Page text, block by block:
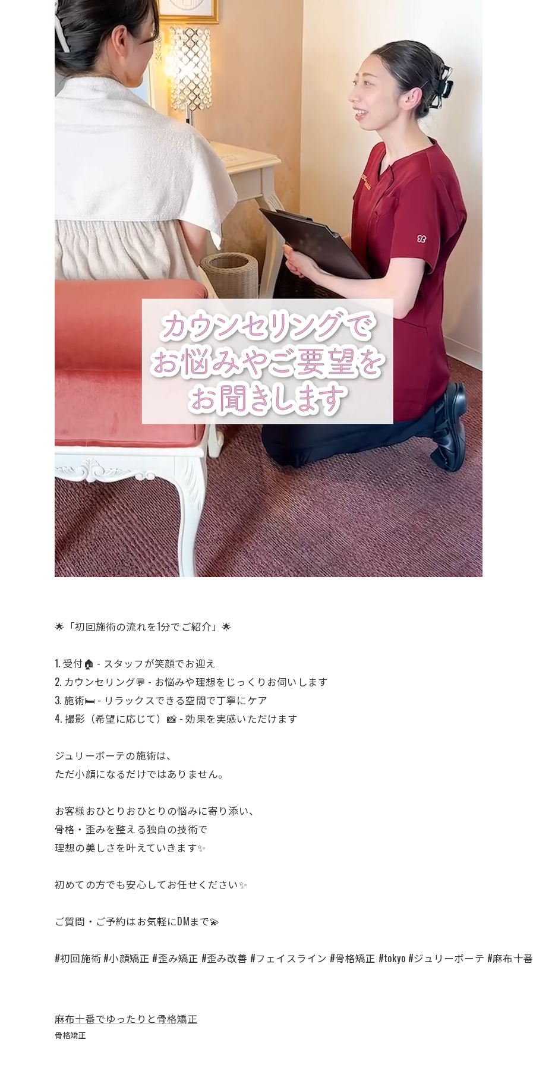
🌟「初回施術の流れを1分でご紹介」🌟
1. 受付🏠 - スタッフが笑顔でお迎え
2. カウンセリング💬 - お悩みや理想をじっくりお伺いします
3. 施術🛏️ - リラックスできる空間で丁寧にケア
4. 撮影（希望に応じて）📸 - 効果を実感いただけます
ジュリーボーテの施術は、
ただ小顔になるだけではありません。
お客様おひとりおひとりの悩みに寄り添い、
骨格・歪みを整える独自の技術で
理想の美しさを叶えていきます✨
初めての方でも安心してお任せください✨
ご質問・ご予約はお気軽にDMまで💫
#初回施術 #小顔矯正 #歪み矯正 #歪み改善 #フェイスライン #骨格矯正 #tokyo #ジュリーボーテ #麻布十番
麻布十番でゆったりと骨格矯正
骨格矯正